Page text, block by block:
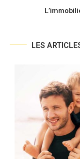
LES